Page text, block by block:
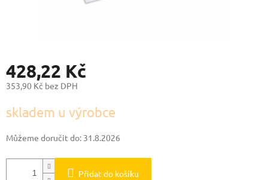
428,22 Kč
353,90 Kč bez DPH
cena:
skladem u výrobce
Můžeme doručit do: 31.8.2026
Přidat do košíku